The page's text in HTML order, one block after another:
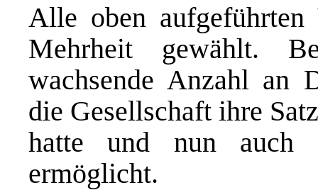
Alle oben
Mehrheit gewählt.
wachsende Anzahl an
die Gesellschaft ihre
hatte und nun auch
ermöglicht.